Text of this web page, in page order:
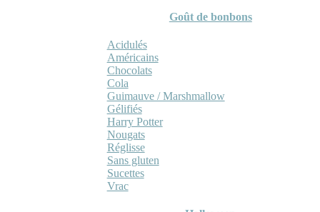
Goût de bonbons
Acidulés
Américains
Chocolats
Cola
Guimauve / Marshmallow
Gélifiés
Harry Potter
Nougats
Réglisse
Sans gluten
Sucettes
Vrac